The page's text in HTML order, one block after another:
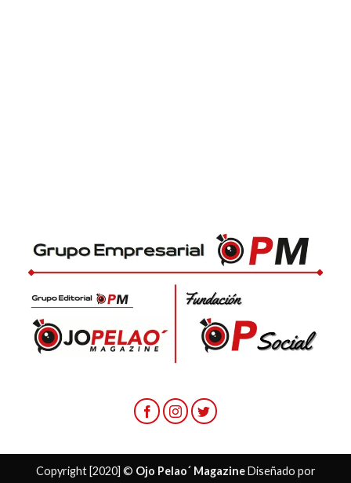
Copyright [2020] © Ojo Pelao´ MagazineDiseñado por